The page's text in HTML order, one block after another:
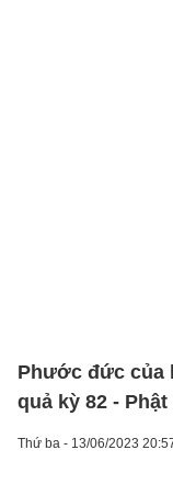
Phước đức của
quả kỳ 82 -
Thứ ba - 13/06/2023